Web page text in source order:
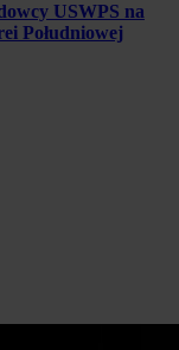
USWPS na
Południowej